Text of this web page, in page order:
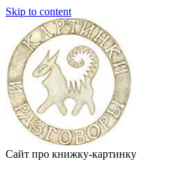
Skip to content
Сайт про книжку-картинку